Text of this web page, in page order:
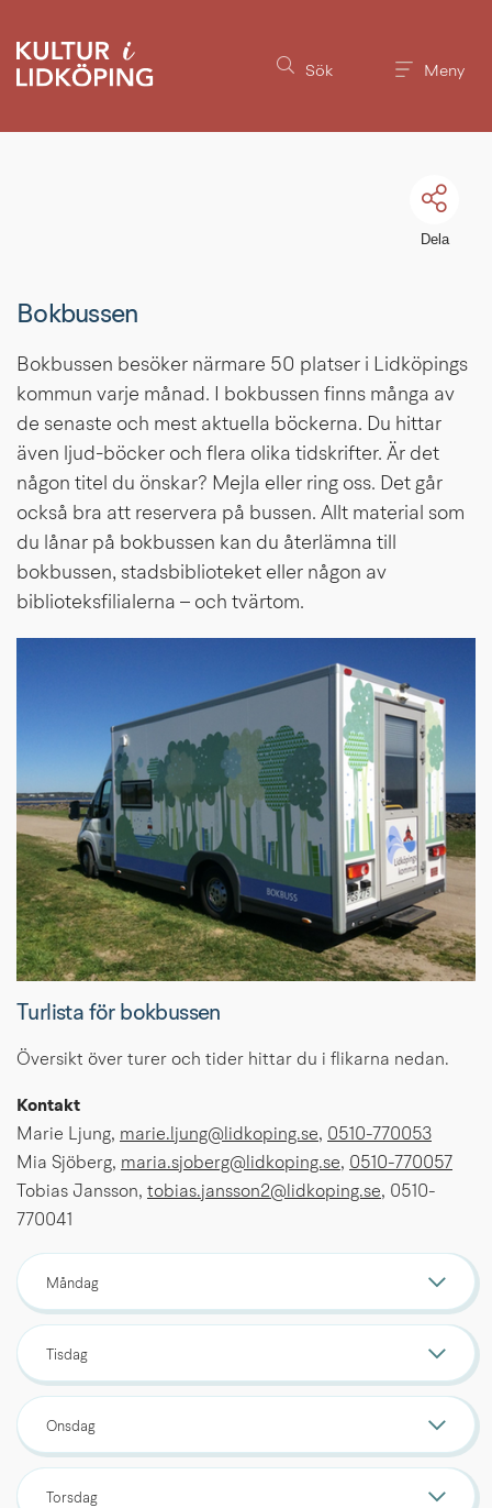
Sök Meny
Dela
Bokbussen
Bokbussen besöker närmare 50 platser i Lidköpings
kommun varje månad. I bokbussen finns många av
de senaste och mest aktuella böckerna. Du hittar
även ljud-böcker och flera olika tidskrifter. Är det
någon titel du önskar? Mejla eller ring oss. Det går
också bra att reservera på bussen. Allt material som
du lånar på bokbussen kan du återlämna till
bokbussen, stadsbiblioteket eller någon av
biblioteksfilialerna – och tvärtom.
Turlista för bokbussen
Översikt över turer och tider hittar du i flikarna nedan.
Kontakt
Marie Ljung, marie.ljung@lidkoping.se, 0510-770053
Mia Sjöberg, maria.sjoberg@lidkoping.se, 0510-770057
Tobias Jansson, tobias.jansson2@lidkoping.se, 0510-
770041
Måndag
Tisdag
Onsdag
Torsdag